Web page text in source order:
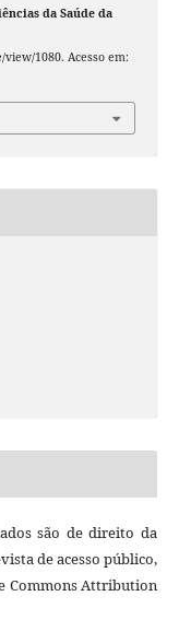
da Saúde da
1080. Acesso em:
são de direito da
de acesso público,
Commons Attribution